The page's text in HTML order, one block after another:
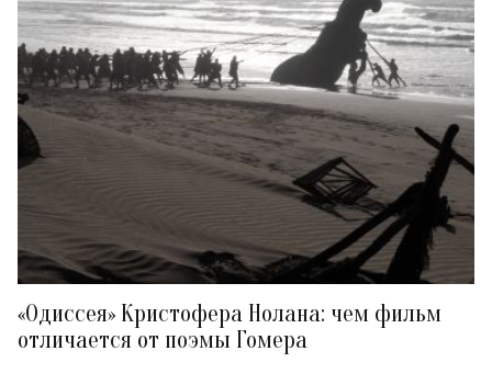
«Одиссея» Кристофера Нолана: чем фильм
отличается от поэмы Гомера